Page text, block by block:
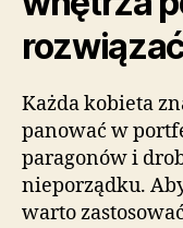
Każda kobieta
panować w
paragonów i
nieporządku.
warto